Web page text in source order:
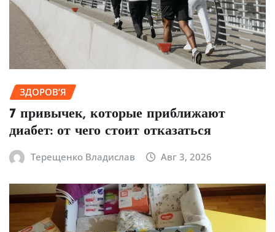
ЗДОРОВ’Я
7 привычек, которые приближают
диабет: от чего стоит отказаться
Терещенко Владислав Авг 3, 2026